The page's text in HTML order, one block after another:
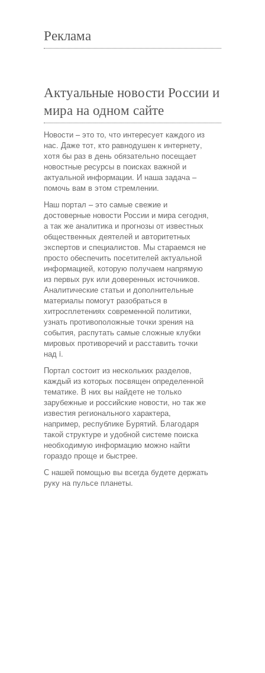
Реклама
Актуальные новости России и
мира на одном сайте
Новости – это то, что интересует каждого из
нас. Даже тот, кто равнодушен к интернету,
хотя бы раз в день обязательно посещает
новостные ресурсы в поисках важной и
актуальной информации. И наша задача –
помочь вам в этом стремлении.
Наш портал – это самые свежие и
достоверные новости России и мира сегодня,
а так же аналитика и прогнозы от известных
общественных деятелей и авторитетных
экспертов и специалистов. Мы стараемся не
просто обеспечить посетителей актуальной
информацией, которую получаем напрямую
из первых рук или доверенных источников.
Аналитические статьи и дополнительные
материалы помогут разобраться в
хитросплетениях современной политики,
узнать противоположные точки зрения на
события, распутать самые сложные клубки
мировых противоречий и расставить точки
над i.
Портал состоит из нескольких разделов,
каждый из которых посвящен определенной
тематике. В них вы найдете не только
зарубежные и российские новости, но так же
известия регионального характера,
например, республике Бурятий. Благодаря
такой структуре и удобной системе поиска
необходимую информацию можно найти
гораздо проще и быстрее.
С нашей помощью вы всегда будете держать
руку на пульсе планеты.